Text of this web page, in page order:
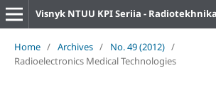
Home / Archives / No. 49 (2012) /
Radioelectronics Medical Technologies